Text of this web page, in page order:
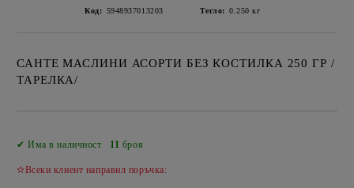
Код: 5948937013203 Тегло: 0.250 кг
САНТЕ МАСЛИНИ АСОРТИ БЕЗ КОСТИЛКА 250 ГР /
ТАРЕЛКА/
✔ Има в наличност 11 броя
✫Всеки клиент направил поръчка: